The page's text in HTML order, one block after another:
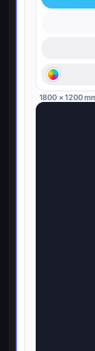
1800 × 1200